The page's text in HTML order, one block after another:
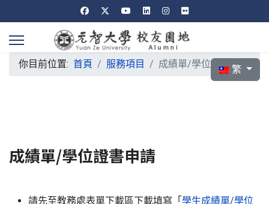
選擇你的語言
繁
你目前位置: 首頁 服務項目 成績單/學位證書申請
成績單/學位證書申請
請先至教務處表單下載區下載填寫「學生成績單/學位